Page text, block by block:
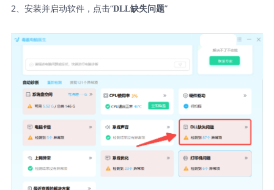
2、安装并启动软件，点击“DLL缺失问题”